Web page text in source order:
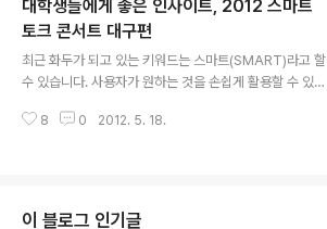
저작자들의 국내 최초 최대 네트워크이며 콘텐츠를 활용해
다양한 비지니스를 전개하고 있습니다. 최근 화두가 되고
있는 키워드는 스마트(SMART)라고 할 수 있습니다. 사용
자가 원하는 것을 손쉽게 활용할 수 있게 되었죠.우리 생활
먼저 떠올릴 수 있는 것은 스마트폰. 이젠 휴대하고 다니는
대학생들에게 좋은 인사이트, 2012 스마트
토크 콘서트 대구편
최근 화두가 되고 있는 키워드는 스마트(SMART)라고 할
수 있습니다. 사용자가 원하는 것을 손쉽게 활용할 수 있게
지털 기기들. 가장 먼저 떠올릴 수 있는 것은 스마트폰. 이
바꾸고 또 시장을 바꾸어 놓을지, 그리고 대학생은 어떻게
8 0 2012. 5. 18.
이 블로그 인기글